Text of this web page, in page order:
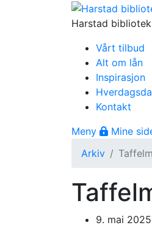
Harstad bibliotek
Vårt tilbud
Alt om lån
Inspirasjon
Kontakt
Meny Åpne meny
Mine
Arkiv
9. mai 2025